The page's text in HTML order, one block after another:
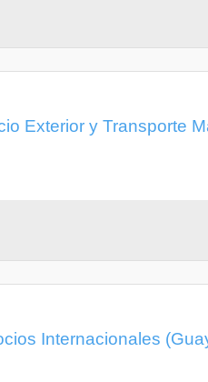
Exterior y Transporte
Internacionales